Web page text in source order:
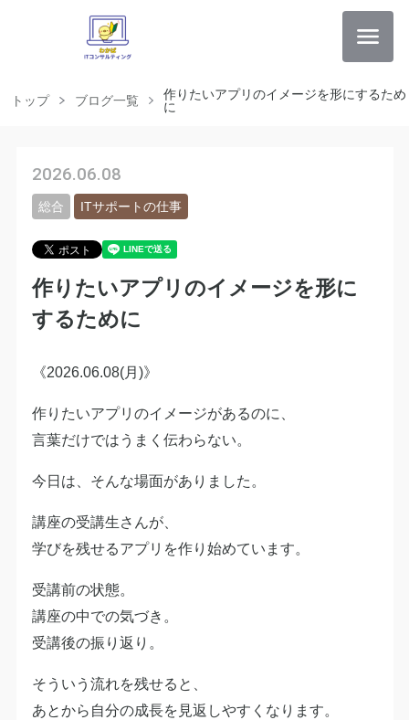
トップ ブログ一覧
作りたいアプリのイメージを形にするため
に
2026.06.08
総合 ITサポートの仕事
作りたいアプリのイメージを形に
するために
《2026.06.08(月)》
作りたいアプリのイメージがあるのに、
言葉だけではうまく伝わらない。
今日は、そんな場面がありました。
講座の受講生さんが、
学びを残せるアプリを作り始めています。
受講前の状態。
講座の中での気づき。
受講後の振り返り。
そういう流れを残せると、
あとから自分の成長を見返しやすくなります。